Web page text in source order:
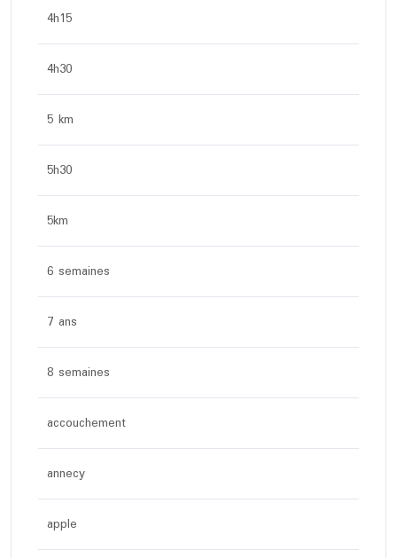
4h15
4h30
5 km
5h30
5km
6 semaines
7 ans
8 semaines
accouchement
annecy
apple